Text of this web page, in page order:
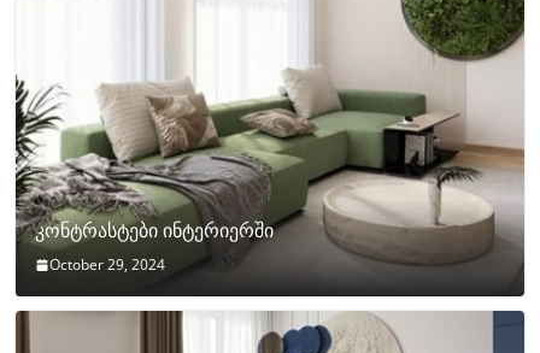
კონტრასტები ინტერიერში
October 29, 2024